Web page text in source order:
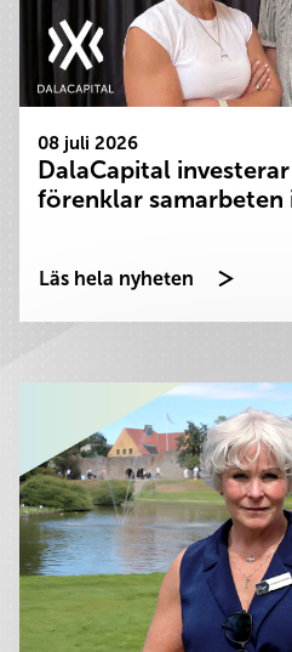
08 juli 2026
DalaCapital investerar
förenklar samarbeten
Läs hela nyheten